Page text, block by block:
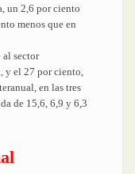
un 2,6 por ciento
menos que en
al sector
y el 27 por ciento,
en las tres
de 15,6, 6,9 y 6,3